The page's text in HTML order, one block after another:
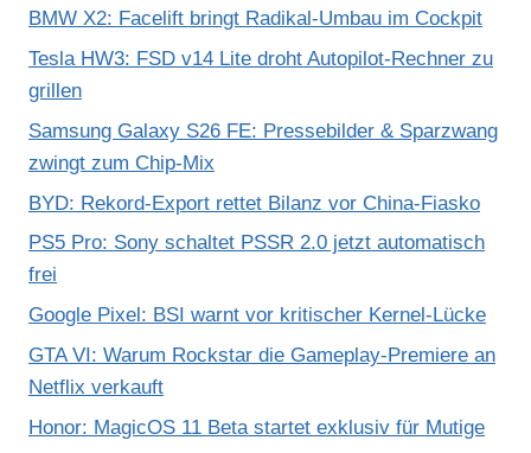
BMW X2: Facelift bringt Radikal-Umbau im Cockpit
Tesla HW3: FSD v14 Lite droht Autopilot-Rechner zu
grillen
Samsung Galaxy S26 FE: Pressebilder & Sparzwang
zwingt zum Chip-Mix
BYD: Rekord-Export rettet Bilanz vor China-Fiasko
PS5 Pro: Sony schaltet PSSR 2.0 jetzt automatisch
frei
Google Pixel: BSI warnt vor kritischer Kernel-Lücke
GTA VI: Warum Rockstar die Gameplay-Premiere an
Netflix verkauft
Honor: MagicOS 11 Beta startet exklusiv für Mutige